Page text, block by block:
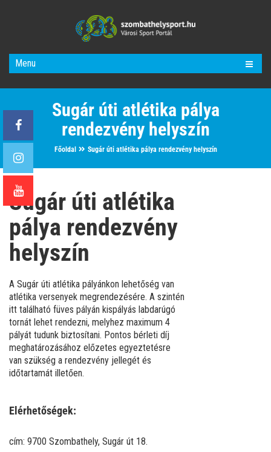
Menu
Sugár úti atlétika pálya
rendezvény helyszín
Főoldal Sugár úti atlétika pálya rendezvény helyszín
Sugár úti atlétika
pálya rendezvény
helyszín
A Sugár úti atlétika pályánkon lehetőség van
atlétika versenyek megrendezésére. A szintén
itt található füves pályán kispályás labdarúgó
tornát lehet rendezni, melyhez maximum 4
pályát tudunk biztosítani. Pontos bérleti díj
meghatározásához előzetes egyeztetésre
van szükség a rendezvény jellegét és
időtartamát illetően.
Elérhetőségek:
cím: 9700 Szombathely, Sugár út 18.